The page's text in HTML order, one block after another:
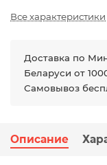
Все характеристики
Доставка по
Беларуси от
Самовывоз
Описание